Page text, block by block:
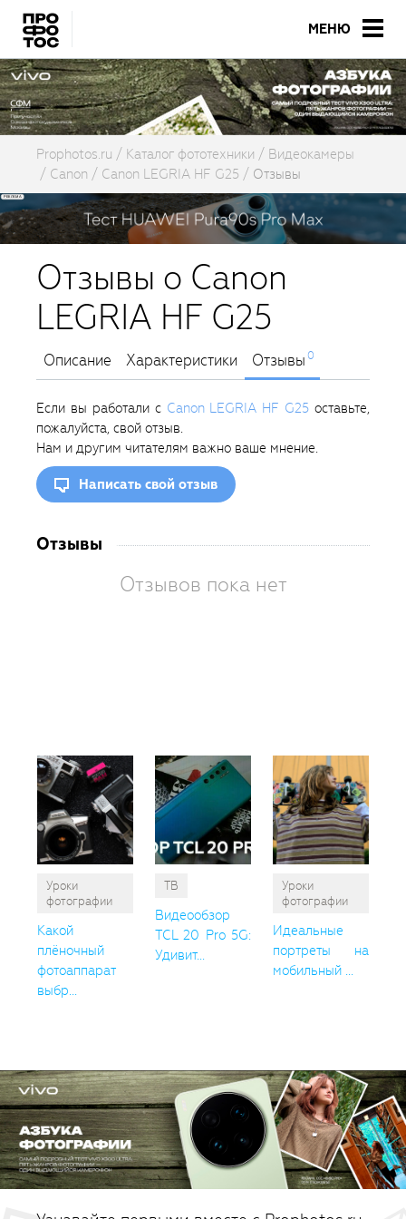
МЕНЮ
Prophotos.ru Каталог фототехники
Видеокамеры
Canon
Canon LEGRIA HF G25 Отзывы
Отзывы о Canon
LEGRIA HF G25
Описание Характеристики Отзывы0
Если вы работали с Canon LEGRIA HF G25 оставьте,
пожалуйста, свой отзыв.
Нам и другим читателям важно ваше мнение.
Написать свой отзыв
Отзывы
Отзывов пока нет
Уроки
фотографии
Какой
плёночный
фотоаппарат
выбр...
ТВ
Видеообзор
TCL 20 Pro 5G:
Удивит...
Уроки
фотографии
Идеальные
портреты на
мобильный ...